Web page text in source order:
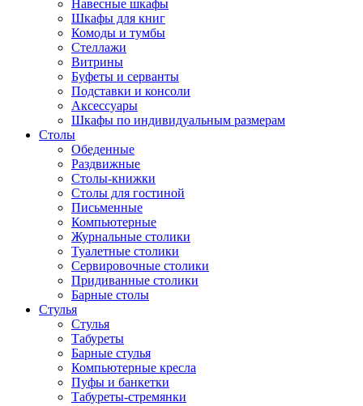
Навесные шкафы
Шкафы для книг
Комоды и тумбы
Стеллажи
Витрины
Буфеты и серванты
Подставки и консоли
Аксессуары
Шкафы по индивидуальным размерам
Столы
Обеденные
Раздвижные
Столы-книжки
Столы для гостиной
Письменные
Компьютерные
Журнальные столики
Туалетные столики
Сервировочные столики
Придиванные столики
Барные столы
Стулья
Стулья
Табуреты
Барные стулья
Компьютерные кресла
Пуфы и банкетки
Табуреты-стремянки